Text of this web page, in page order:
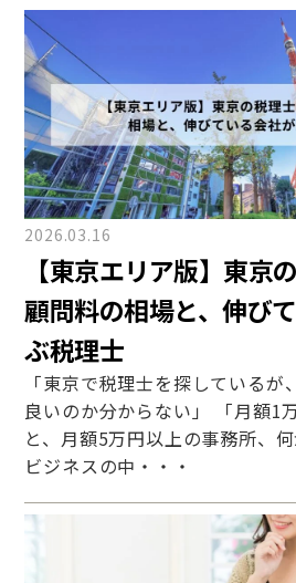
2026.03.16
【東京エリア版】東京
顧問料の相場と、伸び
ぶ税理士
「東京で税理士を探している
良いのか分からない」 「月額1
と、月額5万円以上の事務所、
ビジネスの中・・・